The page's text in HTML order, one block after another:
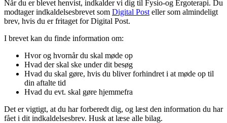
Når du er blevet henvist, indkalder vi dig til Fysio-og Ergoterapi. Du
modtager indkaldelsesbrevet som Digital Post eller som almindeligt
brev, hvis du er fritaget for Digital Post.
I brevet kan du finde information om:
Hvor og hvornår du skal møde op
Hvad der skal ske under dit besøg
Hvad du skal gøre, hvis du bliver forhindret i at møde op til
din aftalte tid
Hvad du evt. skal gøre hjemmefra
Det er vigtigt, at du har forberedt dig, og læst den information du har
fået i dit indkaldelsesbrev. Husk at læse alle bilag.